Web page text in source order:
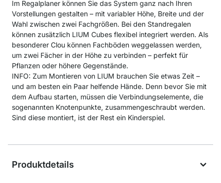
Im Regalplaner können Sie das System ganz nach Ihren
Vorstellungen gestalten – mit variabler Höhe, Breite und der
Wahl zwischen zwei Fachgrößen. Bei den Standregalen
können zusätzlich LIUM Cubes flexibel integriert werden. Als
besonderer Clou können Fachböden weggelassen werden,
um zwei Fächer in der Höhe zu verbinden – perfekt für
Pflanzen oder höhere Gegenstände.
INFO: Zum Montieren von LIUM brauchen Sie etwas Zeit –
und am besten ein Paar helfende Hände. Denn bevor Sie mit
dem Aufbau starten, müssen die Verbindungselemente, die
sogenannten Knotenpunkte, zusammengeschraubt werden.
Sind diese montiert, ist der Rest ein Kinderspiel.
Produktdetails